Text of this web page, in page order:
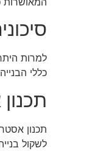
למרות
כללי
תכנון
לשקול